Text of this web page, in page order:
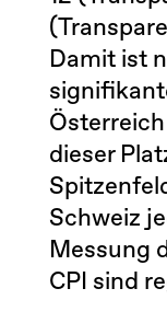
Damit ist
dieser
Schweiz
Messung
CPI sind